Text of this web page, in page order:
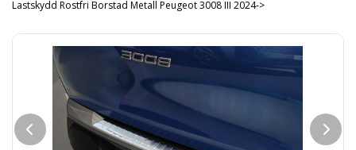
Lastskydd Rostfri Borstad Metall Peugeot 3008 III 2024->